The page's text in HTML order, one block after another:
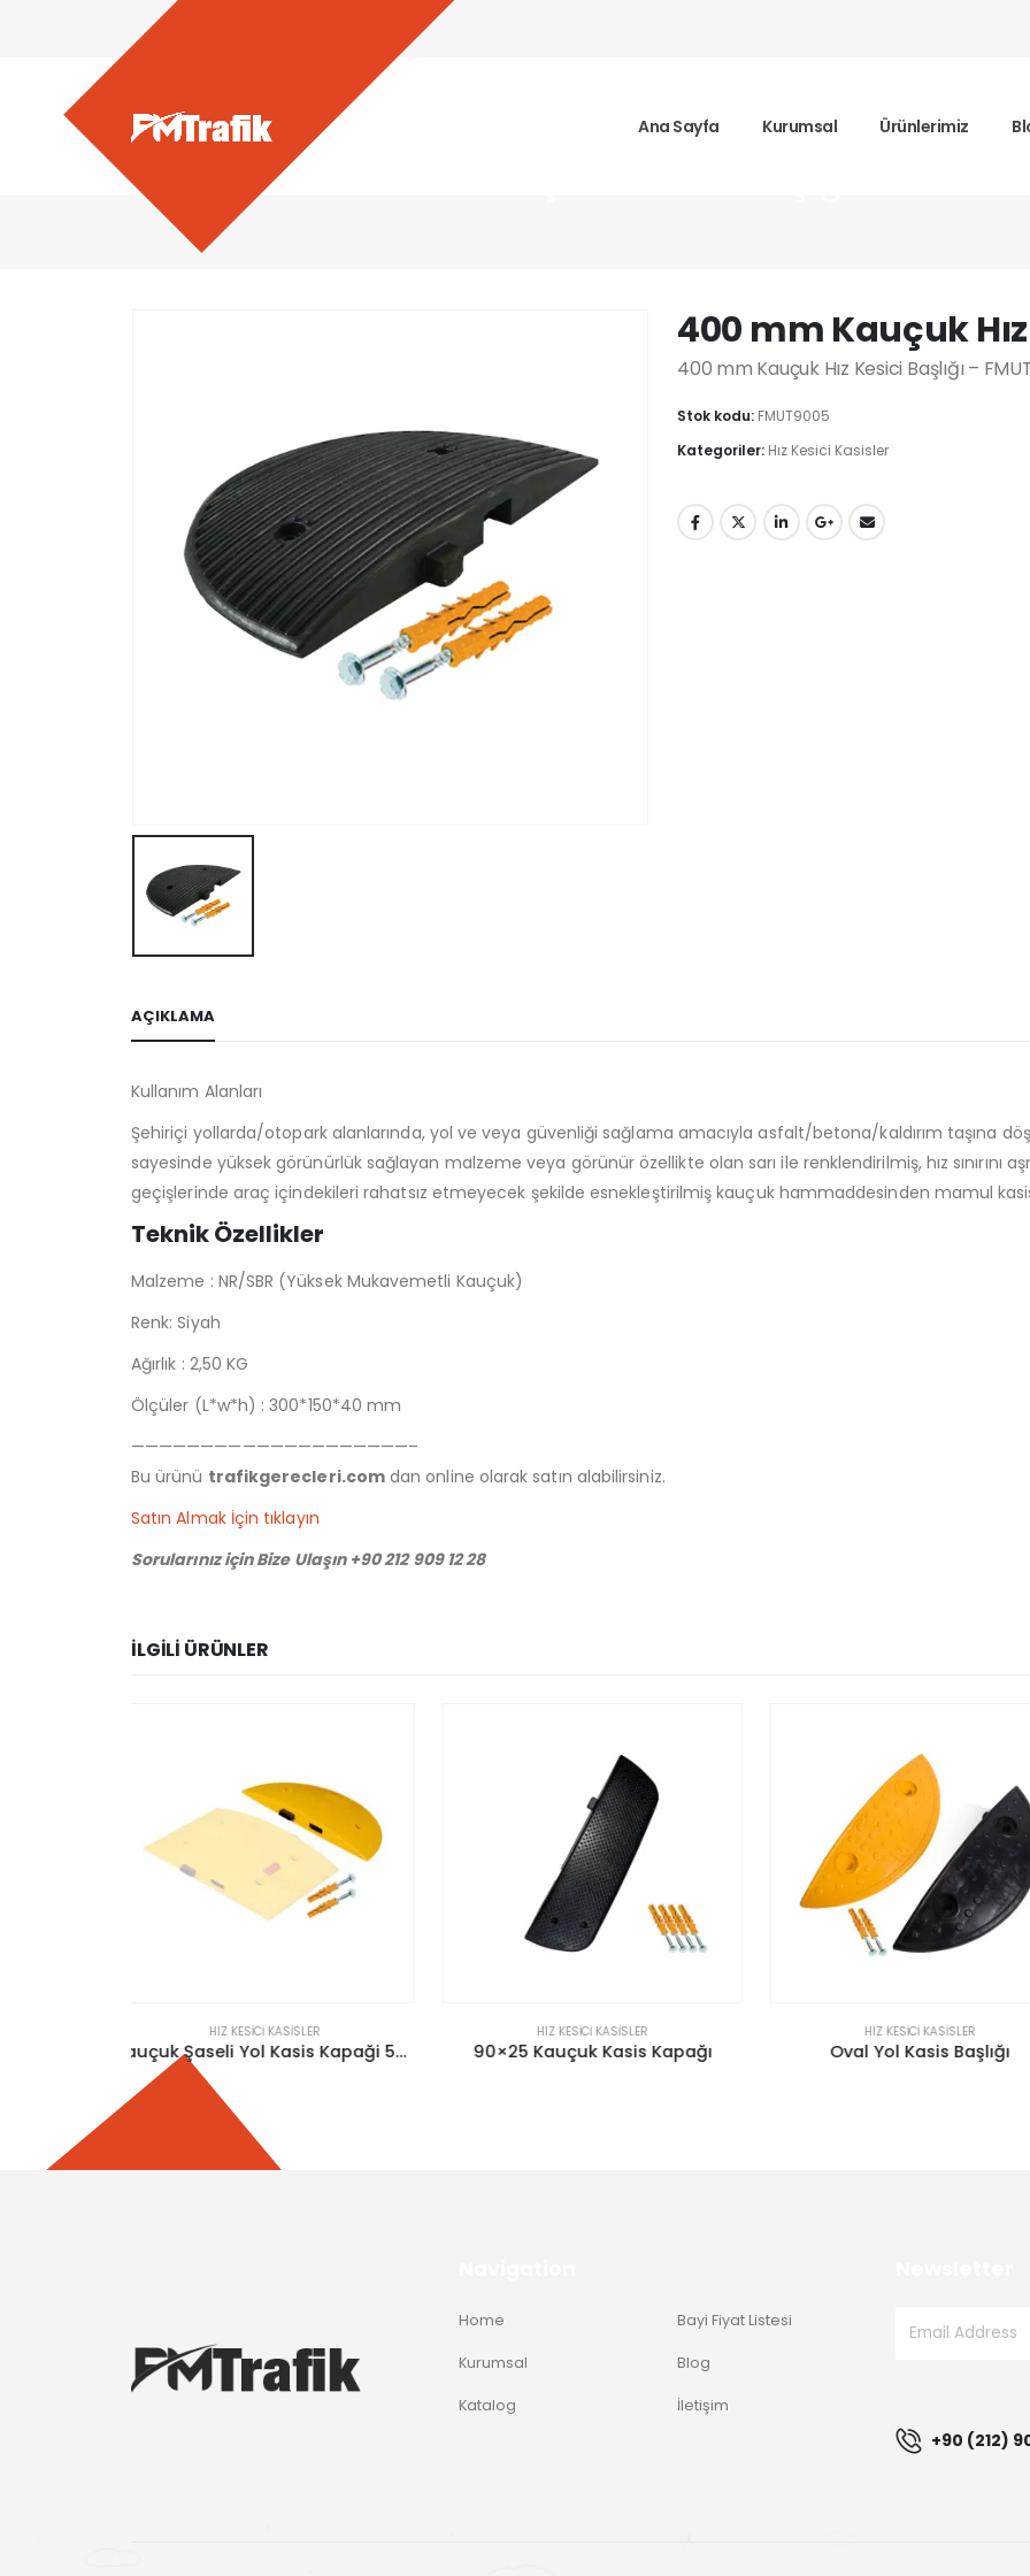
Ana Sayfa Kurumsal Ürünlerimiz
Ürünlerimiz - 400 mm Kauçuk Hız Kesici Başlığı
400 mm Kauçuk Hız
400 mm Kauçuk Hız Kesici Başlığı –
Stok kodu: FMUT9005
Kategoriler: Hız Kesici Kasisler
AÇIKLAMA
Kullanım Alanları
Şehiriçi yollarda/otopark alanlarında, yol ve veya güvenliği sağlama amacıyla asfalt/betona/kaldırım taşına
sayesinde yüksek görünürlük sağlayan malzeme veya görünür özellikte olan sarı ile renklendirilmiş, hız sınırını
geçişlerinde araç içindekileri rahatsız etmeyecek şekilde esnekleştirilmiş kauçuk hammaddesinden mamul kasis
Teknik Özellikler
Malzeme : NR/SBR (Yüksek Mukavemetli Kauçuk)
Renk: Siyah
Ağırlık : 2,50 KG
Ölçüler (L*w*h) : 300*150*40 mm
————————————————————–
Bu ürünü trafikgerecleri.comdan online olarak satın alabilirsiniz.
Satın Almak İçin tıklayın
Sorularınız için Bize Ulaşın +90 212 909 12 28
İLGILI ÜRÜNLER
HIZ KESICI KASISLER
90×25 Kauçuk Kasis Kapağı
HIZ KESICI KASISLER
Oval Yol Kasis Başlığı
HIZ KESICI KASISLER
Otopark Kasis Kapanı
Home
Kurumsal
Katalog
Bayi Fiyat Listesi
Blog
İletişim
+90 (212)